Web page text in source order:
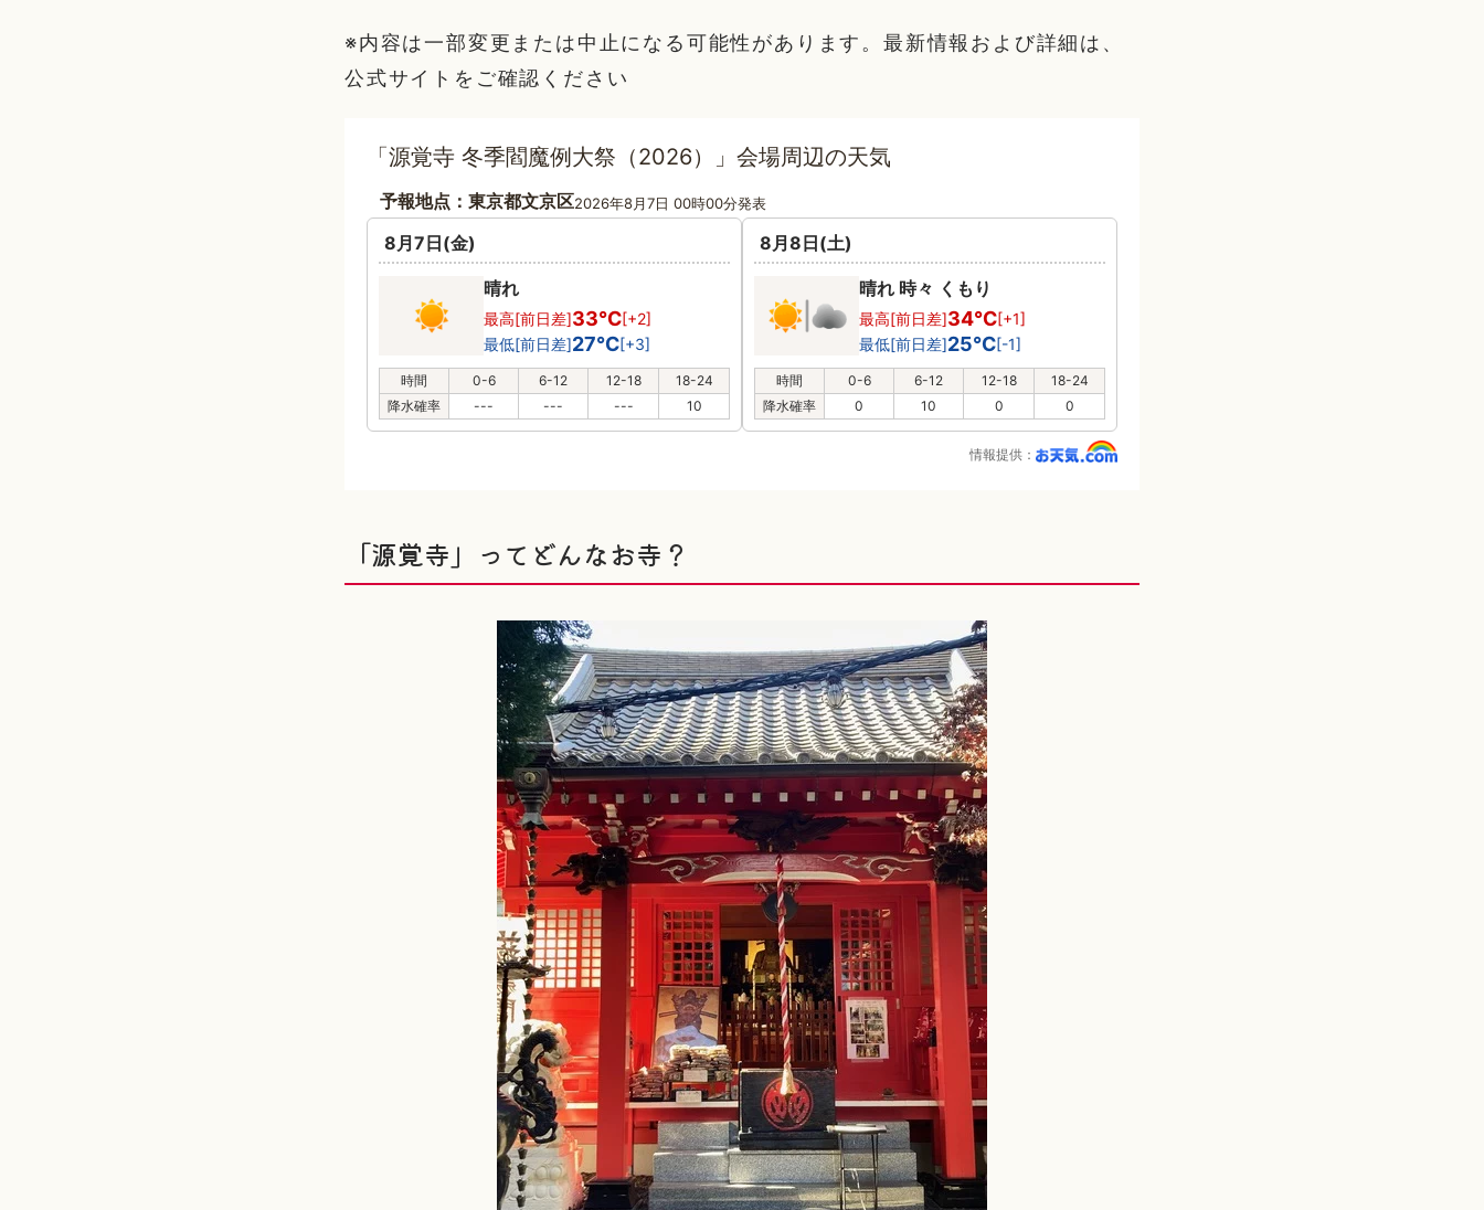
※内容は一部変更または中止になる可能性があります。最新情報および詳細は、
公式サイトをご確認ください
「源覚寺 冬季閻魔例大祭（2026）」会場周辺の天気
予報地点：東京都文京区2026年8月7日 00時00分発表
8月7日(金)
晴れ
最高[前日差]33℃[+2]
最低[前日差]27℃[+3]
時間 0-6 6-12 12-18
18-24
降水確率
--- --- --- 10
8月8日(土)
晴れ 時々 くもり
最高[前日差]34℃[+1]
最低[前日差]25℃[-1]
時間 0-6 6-12 12-18
18-24
降水確率
0 10 0 0
情報提供：
「源覚寺」ってどんなお寺？